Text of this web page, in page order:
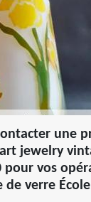
une
jewelry
pour vos
de verre